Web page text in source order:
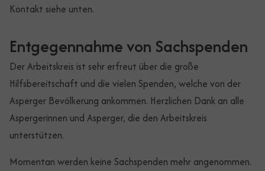
Kontakt siehe unten.
Entgegennahme von Sachspenden
Der Arbeitskreis ist sehr erfreut über die große
Hilfsbereitschaft und die vielen Spenden, welche von der
Asperger Bevölkerung ankommen. Herzlichen Dank an alle
Aspergerinnen und Asperger, die den Arbeitskreis
unterstützen.
Momentan werden keine Sachspenden mehr angenommen.